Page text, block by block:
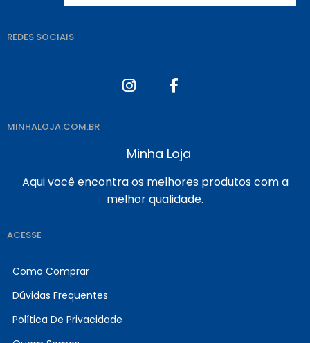
REDES SOCIAIS
MINHALOJA.COM.BR
Minha Loja
Aqui você encontra os melhores produtos com a
melhor qualidade.
ACESSE
Como Comprar
Dúvidas Frequentes
Política De Privacidade